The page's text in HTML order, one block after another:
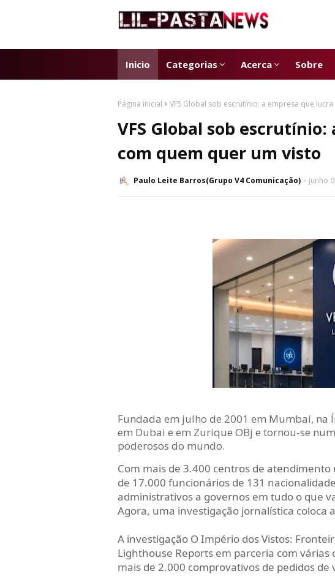
Inicio Categorias Acerca Sobre
Página inicial VFS Global sob escrutínio: a empresa que
VFS Global sob
com quem quer um visto
Paulo Leite Barros(Grupo V4 Comunicação) junho
Fundada em julho de 2001 em Mumbai, na
em Dubai e em Zurique OBj e tornou-se
poderosos do mundo.
Com mais de 3.400 centros de atendimento
de 17.000 funcionários de 131
administrativos a governos em tudo o que
Agora, uma investigação jornalística coloca
A investigação O Império dos Vistos:
Lighthouse Reports em parceria com várias
mais de 2.000 comprovativos de pedidos de